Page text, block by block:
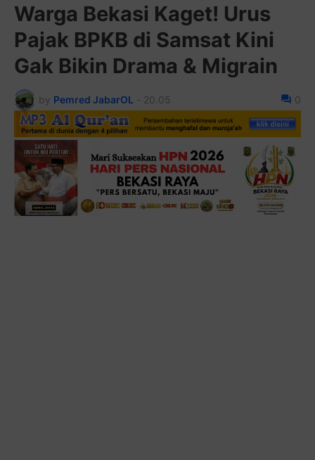
Warga Bekasi Kaget! Urus
Pajak BPKB di Samsat Kini
Gak Bikin Drama & Migrain
by Pemred JabarOL - 20.05 0